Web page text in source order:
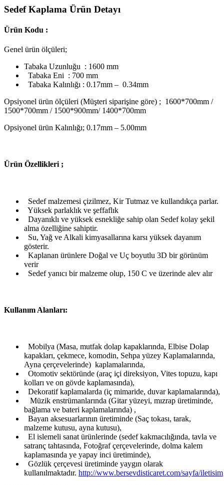
Sedef Kaplama Ürün Detayı
Ürün Kodu :
Genel ürün ölçüleri;
Tabaka Uzunluğu : 1600 mm
Tabaka Eni : 700 mm
Tabaka Kalınlığı : 0.17mm – 0.34mm
Opsiyonel ürün ölçüleri (Müşteri siparişine göre) ; 1600*700mm /
1500*700mm / 1500*900mm/ 1400*700mm
Opsiyonel ürün Kalınlığı; 0.17mm – 5.00mm
Ürün Özellikleri ;
Sedef malzemesi çizilmez, Kir Tutmaz ve kullandıkça parlar.
Yüksek parlaklık ve şeffaflık
Dayanıklı ve yüksek esnekliğe sahip olan Sedef kolay şekil
alma özelliğine sahiptir.
Su, Yağ ve Alkali kimyasallarına karsı yüksek dayanım
gösterir.
Kaplanan ürünlere Doğal ve Uç boyutlu 3D bir görünüm
verir
Sedef yanıcı bir malzeme olup, 150 C ve üzerinde alev alır
Kullanım Alanları:
Mobilya (Masa, mutfak dolap kapaklarında, Elbise Dolap
kapakları, çekmece, komodin, Sehpa yüzey Kaplamalarında,
Ayna çerçevelerinde) kaplamalarında,
Otomotiv sektöründe (araç içi direksiyon, Vites topuzu, kapı
kolları ve on gövde kaplamasında),
Dekoratif kaplamalarda (iç mimaride, duvar kaplamalarında),
Müzik enstrümanlarında (Gitar yüzeyi, mızrap üretiminde,
bağlama ve bateri kaplamalarında) ,
Bayan aksesuarlarının üretiminde (Saç tokası, tarak,
malzeme kutusu, ayna kutusu),
El islemeli sanat ürünlerinde (sedef kakmacılığında, tavla ve
satranç tahtasında, Fotoğraf çerçevelerinde, dolma kalem
kaplamasında ye yapay inci üretiminde),
Gözlük çerçevesi üretiminde yaygın olarak
kullanılmaktadır. http://www.bersevdisticaret.com/sayfa/iletisim